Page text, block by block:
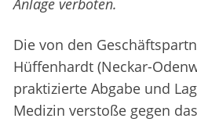
Anlage verboten.
Die von den
Hüffenhardt (Neckar-
praktizierte Abgabe und
Medizin verstoße gegen das